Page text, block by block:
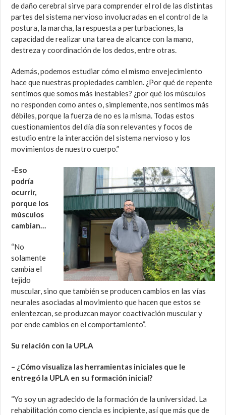
de daño cerebral sirve para comprender el rol de las distintas
partes del sistema nervioso involucradas en el control de la
postura, la marcha, la respuesta a perturbaciones, la
capacidad de realizar una tarea de alcance con la mano,
destreza y coordinación de los dedos, entre otras.
Además, podemos estudiar cómo el mismo envejecimiento
hace que nuestras propiedades cambien. ¿Por qué de repente
sentimos que somos más inestables? ¿por qué los músculos
no responden como antes o, simplemente, nos sentimos más
débiles, porque la fuerza de no es la misma. Todas estos
cuestionamientos del día día son relevantes y focos de
estudio entre la interacción del sistema nervioso y los
movimientos de nuestro cuerpo.”
-Eso
podría
ocurrir,
porque los
músculos
cambian…
“No
solamente
cambia el
tejido
muscular, sino que también se producen cambios en las vías
neurales asociadas al movimiento que hacen que estos se
enlentezcan, se produzcan mayor coactivación muscular y
por ende cambios en el comportamiento”.
Su relación con la UPLA
– ¿Cómo visualiza las herramientas iniciales que le
entregó la UPLA en su formación inicial?
“Yo soy un agradecido de la formación de la universidad. La
rehabilitación como ciencia es incipiente, así que más que de